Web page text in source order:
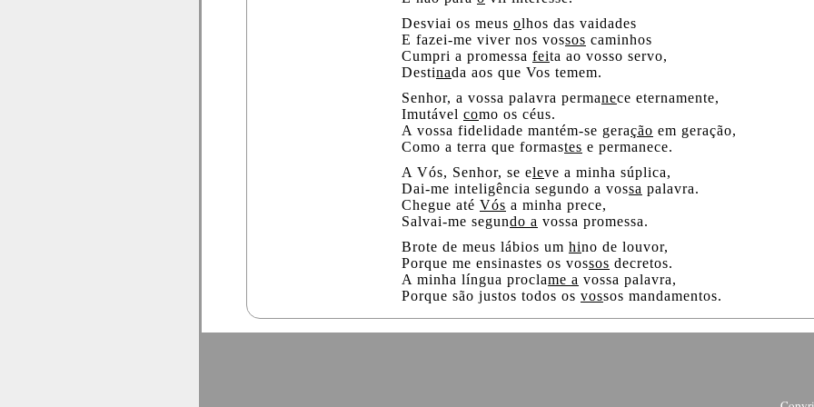
Desviai os meus olhos das vaidades
E fazei-me viver nos vossos caminhos
Cumpri a promessa feita ao vosso servo,
Destinada aos que Vos temem.
Senhor, a vossa palavra permanece eternamente,
Imutável como os céus.
A vossa fidelidade mantém-se geração em geração,
Como a terra que formastes e permanece.
A Vós, Senhor, se eleve a minha súplica,
Dai-me inteligência segundo a vossa palavra.
Chegue até Vós a minha prece,
Salvai-me segundo a vossa promessa.
Brote de meus lábios um hino de louvor,
Porque me ensinastes os vossos decretos.
A minha língua proclame a vossa palavra,
Porque são justos todos os vossos mandamentos.